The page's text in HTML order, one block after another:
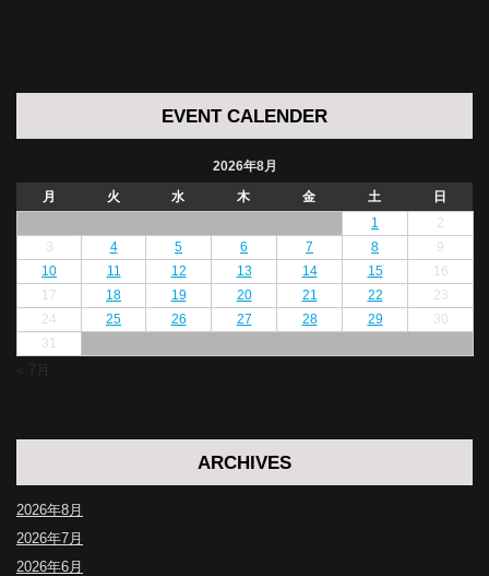
EVENT CALENDER
2026年8月
月
火 水 木 金 土
日
1
2
3
4 5 6 7 8
9
10
11 12 13 14 15
16
17
18 19 20 21 22
23
24
25 26 27 28 29
30
31
« 7月
ARCHIVES
2026年8月
2026年7月
2026年6月